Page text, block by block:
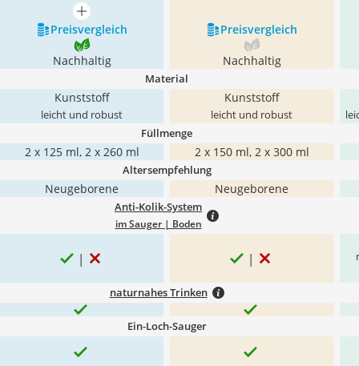
mehr anzeigen
Preis­vergleich
Preis­vergleich
Nachhaltig Nachhaltig
Material
Kunststoff
leicht und robust
Kunststoff
leicht und robust
Füllmenge
2 x 125 ml, 2 x 260 ml 2 x 150 ml, 2 x 300 ml
Altersempfehlung
Neugeborene Neugeborene
Anti-Kolik-System
im Sauger | Boden
naturnahes Trinken
Ein-Loch-Sauger